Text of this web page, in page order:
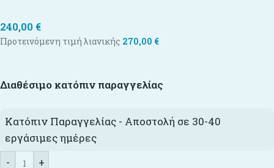
240,00 €
Προτεινόμενη τιμή λιανικής 270,00 €
Διαθέσιμο κατόπιν παραγγελίας
Κατόπιν Παραγγελίας - Αποστολή σε 30-40
εργάσιμες ημέρες
-
+